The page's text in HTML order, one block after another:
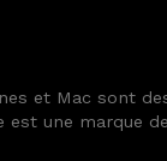
et Mac sont
est une marque